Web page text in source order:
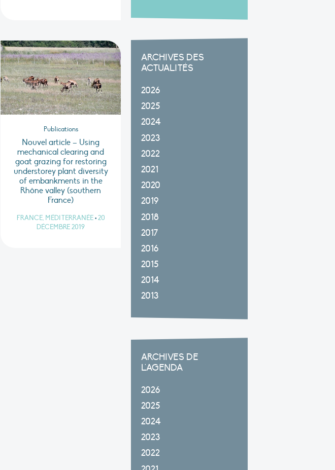
Publications
Nouvel article – Using
mechanical clearing and
goat grazing for restoring
understorey plant diversity
of embankments in the
Rhône valley (southern
France)
FRANCE, MÉDITERRANÉE • 20
DÉCEMBRE 2019
ARCHIVES DES
ACTUALITÉS
2026
2025
2024
2023
2022
2021
2020
2019
2018
2017
2016
2015
2014
2013
ARCHIVES DE
L'AGENDA
2026
2025
2024
2023
2022